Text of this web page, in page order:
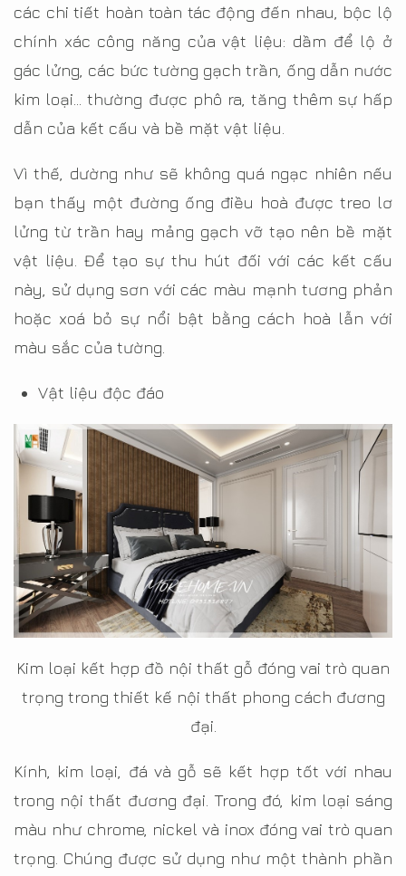
các chi tiết hoàn toàn tác động đến nhau, bộc lộ
chính xác công năng của vật liệu: dầm để lộ ở
gác lửng, các bức tường gạch trần, ống dẫn nước
kim loại… thường được phô ra, tăng thêm sự hấp
dẫn của kết cấu và bề mặt vật liệu.
Vì thế, dường như sẽ không quá ngạc nhiên nếu
bạn thấy một đường ống điều hoà được treo lơ
lửng từ trần hay mảng gạch vỡ tạo nên bề mặt
vật liệu. Để tạo sự thu hút đối với các kết cấu
này, sử dụng sơn với các màu mạnh tương phản
hoặc xoá bỏ sự nổi bật bằng cách hoà lẫn với
màu sắc của tường.
Vật liệu độc đáo
Kim loại kết hợp đồ nội thất gỗ đóng vai trò quan
trọng trong thiết kế nội thất phong cách đương
đại.
Kính, kim loại, đá và gỗ sẽ kết hợp tốt với nhau
trong nội thất đương đại. Trong đó, kim loại sáng
màu như chrome, nickel và inox đóng vai trò quan
trọng. Chúng được sử dụng như một thành phần